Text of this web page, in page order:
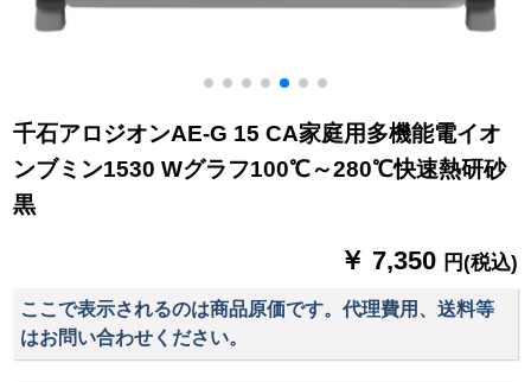
千石アロジオンAE-G 15 CA家庭用多機能電イオ
ンブミン1530 Wグラフ100℃～280℃快速熱研砂
黒
￥ 7,350 円(税込)
ここで表示されるのは商品原価です。代理費用、送料等
はお問い合わせください。